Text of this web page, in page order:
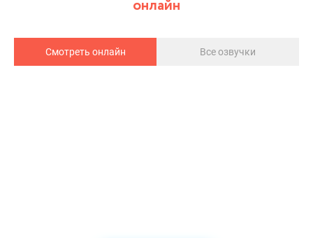
онлайн
Смотреть онлайн Все озвучки